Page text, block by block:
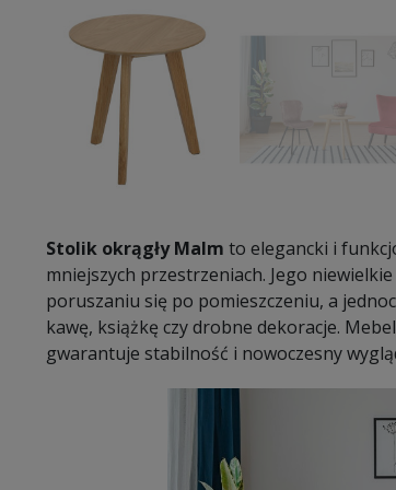
Stolik okrągły Malm to elegancki i
mniejszych przestrzeniach. Jego
poruszaniu się po pomieszczeniu, a
kawę, książkę czy drobne dekoracje.
gwarantuje stabilność i nowoczesny